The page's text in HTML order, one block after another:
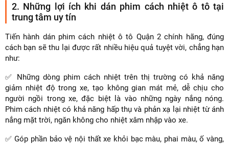
2. Những lợi ích khi dán phim cách nhiệt ô tô tại
trung tâm uy tín
Tiến hành dán phim cách nhiệt ô tô Quận 2 chính hãng, đúng
cách bạn sẽ thu lại được rất nhiều hiệu quả tuyệt vời, chẳng hạn
như:
✅ Những dòng phim cách nhiệt trên thị trường có khả năng
giảm nhiệt độ trong xe, tạo không gian mát mẻ, dễ chịu cho
người ngồi trong xe, đặc biệt là vào những ngày nắng nóng.
Phim cách nhiệt có khả năng hấp thụ và phản xạ lại nhiệt từ ánh
nắng mặt trời, ngăn không cho nhiệt xâm nhập vào xe.
✅ Góp phần bảo vệ nội thất xe khỏi bạc màu, phai màu, ố vàng,